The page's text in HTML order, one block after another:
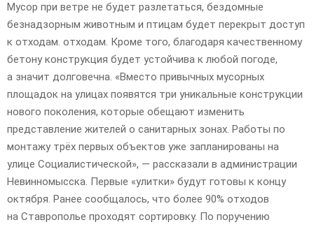
Мусор при ветре не будет разлетаться, бездомные
безнадзорным животным и птицам будет перекрыт доступ
к отходам. отходам. Кроме того, благодаря качественному
бетону конструкция будет устойчива к любой погоде,
а значит долговечна. «Вместо привычных мусорных
площадок на улицах появятся три уникальные конструкции
нового поколения, которые обещают изменить
представление жителей о санитарных зонах. Работы по
монтажу трёх первых объектов уже запланированы на
улице Социалистической», — рассказали в администрации
Невинномысска. Первые «улитки» будут готовы к концу
октября. Ранее сообщалось, что более 90% отходов
на Ставрополье проходят сортировку. По поручению